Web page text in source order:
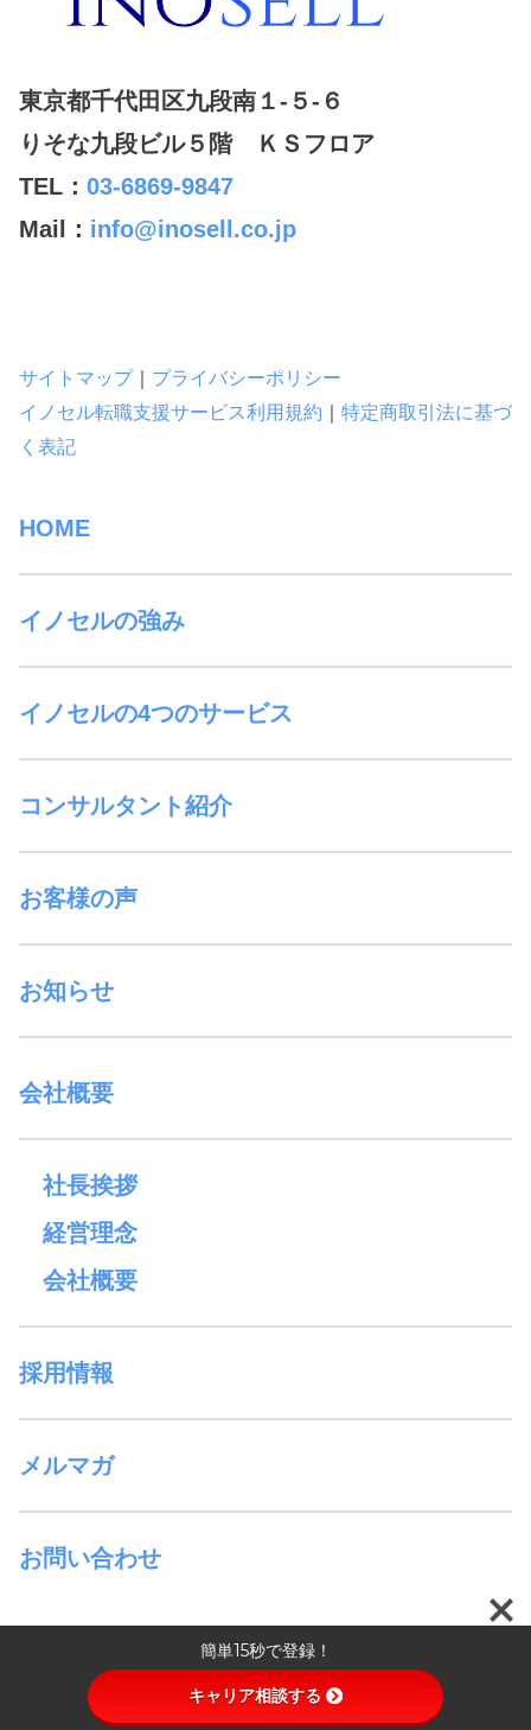
東京都千代田区九段南１-５-６
りそな九段ビル５階 ＫＳフロア
TEL： 03-6869-9847
Mail： info@inosell.co.jp
サイトマップ｜ プライバシーポリシー
イノセル転職支援サービス利用規約
特定商取引法に基づ
く表記
HOME
イノセルの強み
イノセルの4つのサービス
コンサルタント紹介
お客様の声
お知らせ
会社概要
社長挨拶
経営理念
会社概要
採用情報
メルマガ
お問い合わせ
© 2026 イノセル株式会社 All rights reserved.
簡単15秒で登録！
キャリア相談する